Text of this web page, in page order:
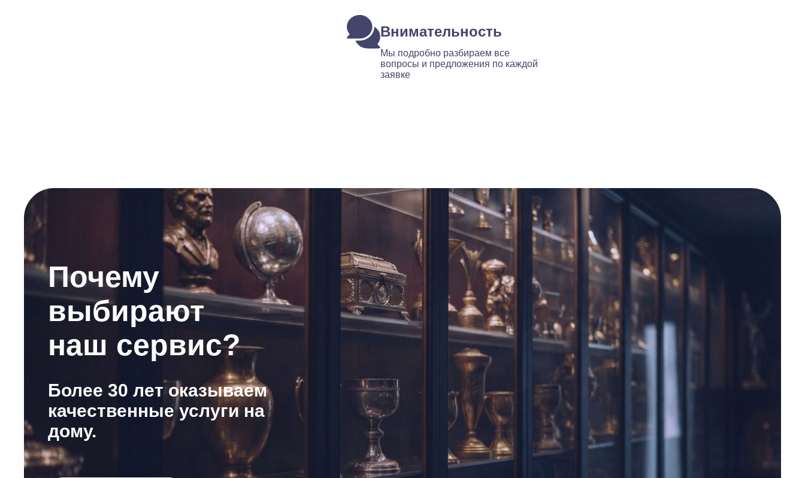
Внимательность
Мы подробно разбираем все
вопросы и предложения по каждой
заявке
Почему
выбирают
наш сервис?
Более 30 лет оказываем
качественные услуги на
дому.